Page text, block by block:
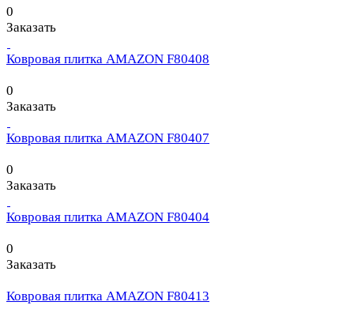
0
Заказать
Ковровая плитка AMAZON F80408
0
Заказать
Ковровая плитка AMAZON F80407
0
Заказать
Ковровая плитка AMAZON F80404
0
Заказать
Ковровая плитка AMAZON F80413